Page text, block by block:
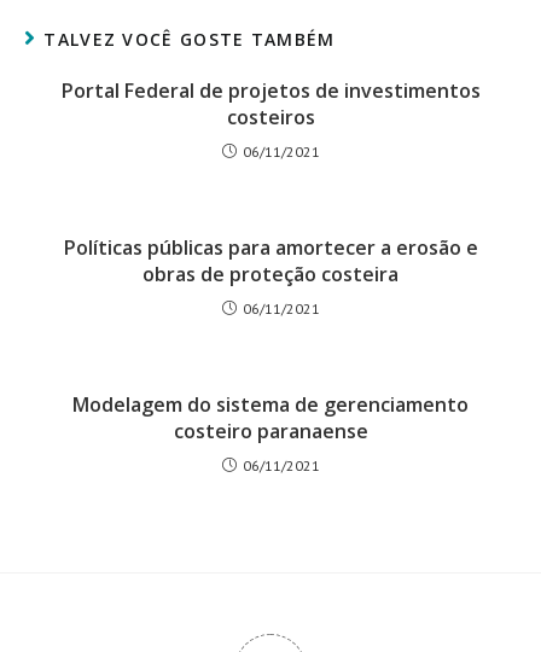
TALVEZ VOCÊ GOSTE TAMBÉM
Portal Federal de projetos de investimentos
costeiros
06/11/2021
Políticas públicas para amortecer a erosão e
obras de proteção costeira
06/11/2021
Modelagem do sistema de gerenciamento
costeiro paranaense
06/11/2021